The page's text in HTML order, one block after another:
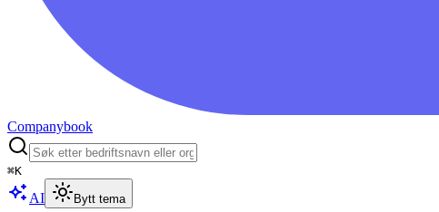
Companybook
⌘K
AI Bytt tema